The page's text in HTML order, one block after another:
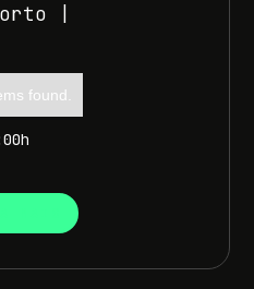
|
found.